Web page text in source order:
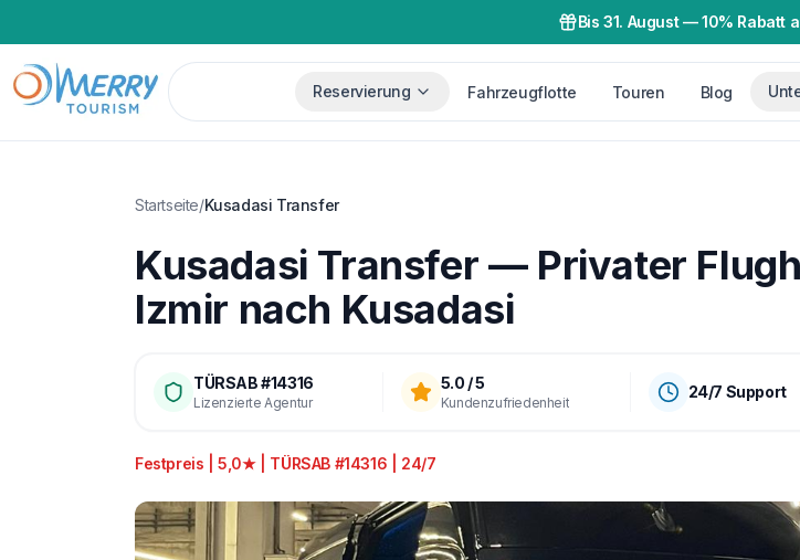
Bis 31. August—10% Rabatt
Reservierung Fahrzeugflotte Touren Blog
Startseite/Kusadasi Transfer
Kusadasi Transfer — Privater
Izmir nach Kusadasi
TÜRSAB #14316
Lizenzierte Agentur
5.0 / 5
Kundenzufriedenheit
24/7 Support
Festpreis | 5,0★ | TÜRSAB #14316 | 24/7